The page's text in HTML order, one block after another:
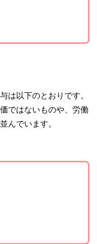
は以下のとおりです。
ではないものや、労働
んでいます。